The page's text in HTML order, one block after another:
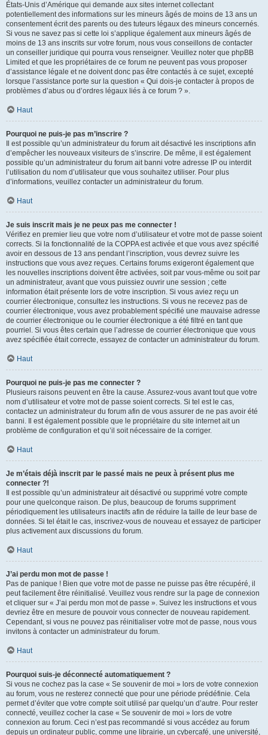
États-Unis d’Amérique qui demande aux sites internet collectant
potentiellement des informations sur les mineurs âgés de moins de 13 ans un
consentement écrit des parents ou des tuteurs légaux des mineurs concernés.
Si vous ne savez pas si cette loi s’applique également aux mineurs âgés de
moins de 13 ans inscrits sur votre forum, nous vous conseillons de contacter
un conseiller juridique qui pourra vous renseigner. Veuillez noter que phpBB
Limited et que les propriétaires de ce forum ne peuvent pas vous proposer
d’assistance légale et ne doivent donc pas être contactés à ce sujet, excepté
lorsque l’assistance porte sur la question « Qui dois-je contacter à propos de
problèmes d’abus ou d’ordres légaux liés à ce forum ? ».
Haut
Pourquoi ne puis-je pas m’inscrire ?
Il est possible qu’un administrateur du forum ait désactivé les inscriptions afin
d’empêcher les nouveaux visiteurs de s’inscrire. De même, il est également
possible qu’un administrateur du forum ait banni votre adresse IP ou interdit
l’utilisation du nom d’utilisateur que vous souhaitez utiliser. Pour plus
d’informations, veuillez contacter un administrateur du forum.
Haut
Je suis inscrit mais je ne peux pas me connecter !
Vérifiez en premier lieu que votre nom d’utilisateur et votre mot de passe soient
corrects. Si la fonctionnalité de la COPPA est activée et que vous avez spécifié
avoir en dessous de 13 ans pendant l’inscription, vous devrez suivre les
instructions que vous avez reçues. Certains forums exigeront également que
les nouvelles inscriptions doivent être activées, soit par vous-même ou soit par
un administrateur, avant que vous puissiez ouvrir une session ; cette
information était présente lors de votre inscription. Si vous aviez reçu un
courrier électronique, consultez les instructions. Si vous ne recevez pas de
courrier électronique, vous avez probablement spécifié une mauvaise adresse
de courrier électronique ou le courrier électronique a été filtré en tant que
pourriel. Si vous êtes certain que l’adresse de courrier électronique que vous
avez spécifiée était correcte, essayez de contacter un administrateur du forum.
Haut
Pourquoi ne puis-je pas me connecter ?
Plusieurs raisons peuvent en être la cause. Assurez-vous avant tout que votre
nom d’utilisateur et votre mot de passe soient corrects. Si tel est le cas,
contactez un administrateur du forum afin de vous assurer de ne pas avoir été
banni. Il est également possible que le propriétaire du site internet ait un
problème de configuration et qu’il soit nécessaire de la corriger.
Haut
Je m’étais déjà inscrit par le passé mais ne peux à présent plus me
connecter ?!
Il est possible qu’un administrateur ait désactivé ou supprimé votre compte
pour une quelconque raison. De plus, beaucoup de forums suppriment
périodiquement les utilisateurs inactifs afin de réduire la taille de leur base de
données. Si tel était le cas, inscrivez-vous de nouveau et essayez de participer
plus activement aux discussions du forum.
Haut
J’ai perdu mon mot de passe !
Pas de panique ! Bien que votre mot de passe ne puisse pas être récupéré, il
peut facilement être réinitialisé. Veuillez vous rendre sur la page de connexion
et cliquer sur « J’ai perdu mon mot de passe ». Suivez les instructions et vous
devriez être en mesure de pouvoir vous connecter de nouveau rapidement.
Cependant, si vous ne pouvez pas réinitialiser votre mot de passe, nous vous
invitons à contacter un administrateur du forum.
Haut
Pourquoi suis-je déconnecté automatiquement ?
Si vous ne cochez pas la case « Se souvenir de moi » lors de votre connexion
au forum, vous ne resterez connecté que pour une période prédéfinie. Cela
permet d’éviter que votre compte soit utilisé par quelqu’un d’autre. Pour rester
connecté, veuillez cocher la case « Se souvenir de moi » lors de votre
connexion au forum. Ceci n’est pas recommandé si vous accédez au forum
depuis un ordinateur public, comme une librairie, un cybercafé, une université,